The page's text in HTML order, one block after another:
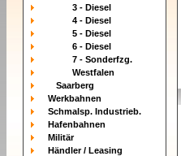
3 - Diesel
4 - Diesel
5 - Diesel
6 - Diesel
7 - Sonderfzg.
Westfalen
Saarberg
Werkbahnen
Schmalsp. Industrieb.
Hafenbahnen
Militär
Händler / Leasing